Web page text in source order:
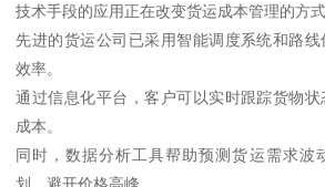
技术手段的应用正在改变货运成本管理的方式
先进的货运公司已采用智能调度系统和路
效率。
通过信息化平台，客户可以实时跟踪货物
成本。
同时，数据分析工具帮助预测货运需求波
划，避开价格高峰。